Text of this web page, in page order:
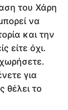
του Χάρη
να
και την
είτε όχι.
για
θέλει το